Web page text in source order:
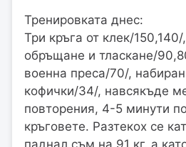
Тренировката днес:
Три кръга от клек/150,140/
обръщане и тласкане/
военна преса/70/,
кофички/34/, навсякъде
повторения, 4-5 минути
кръговете. Разтекох се
паднал съм на 91 кг, а